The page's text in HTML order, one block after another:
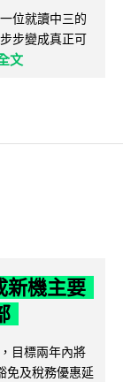
位就讀中三的
步變成真正可
文
新機主要
目標兩年內將
免及稅務優惠延